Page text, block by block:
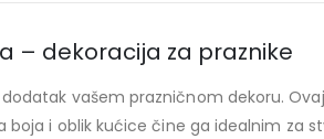
– dekoracija za praznike
vašem prazničnom dekoru.
boja i oblik kućice čine ga idealnim za